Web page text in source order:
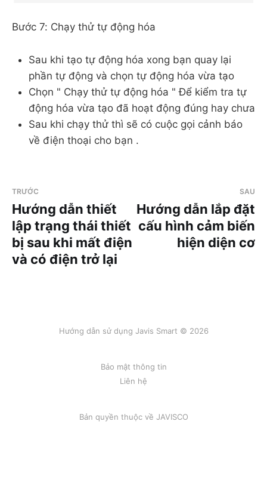
Bước 7: Chạy thử tự động hóa
Sau khi tạo tự động hóa xong bạn quay lại
phần tự động và chọn tự động hóa vừa tạo
Chọn " Chạy thử tự động hóa " Để kiểm tra tự
động hóa vừa tạo đã hoạt động đúng hay chưa
Sau khi chạy thử thì sẽ có cuộc gọi cảnh báo
về điện thoại cho bạn .
TRƯỚC
Hướng dẫn thiết
lập trạng thái thiết
bị sau khi mất điện
và có điện trở lại
SAU
Hướng dẫn lắp đặt
cấu hình cảm biến
hiện diện cơ
Hướng dẫn sử dụng Javis Smart © 2026
Bảo mật thông tin
Liên hệ
Bản quyền thuộc về JAVISCO